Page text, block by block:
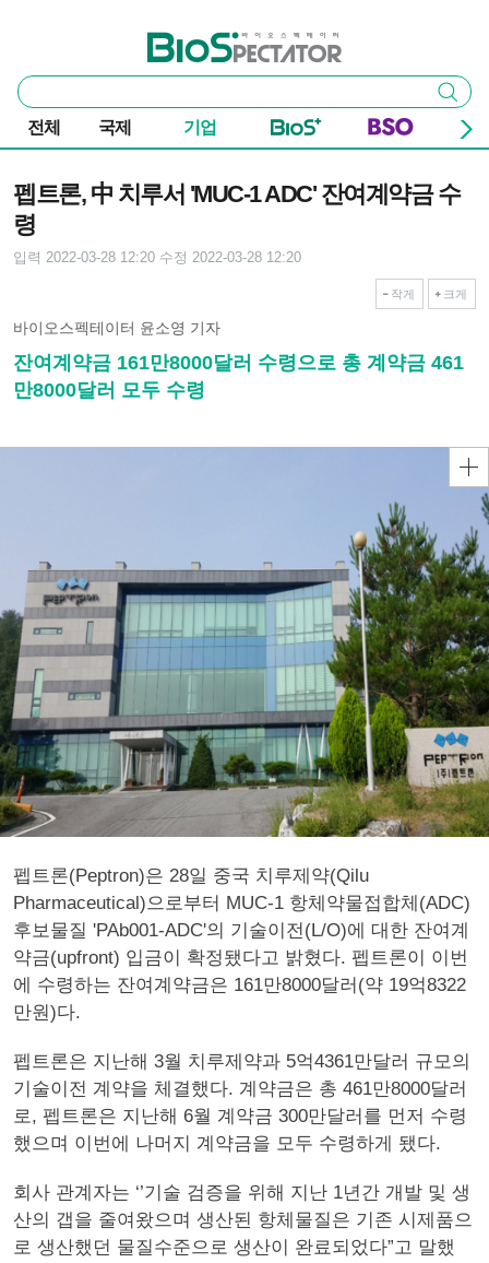
바이오스펙테이터
통
합
검
색
검색
전체 국제 기업
펩트론, 中 치루서 'MUC-1 ADC' 잔여계약금 수
령
입력 2022-03-28 12:20 수정 2022-03-28 12:20
작게 크게
바이오스펙테이터 윤소영 기자
잔여계약금 161만8000달러 수령으로 총 계약금 461
만8000달러 모두 수령
펩트론(Peptron)은 28일 중국 치루제약(Qilu
Pharmaceutical)으로부터 MUC-1 항체약물접합체(ADC)
후보물질 'PAb001-ADC'의 기술이전(L/O)에 대한 잔여계
약금(upfront) 입금이 확정됐다고 밝혔다. 펩트론이 이번
에 수령하는 잔여계약금은 161만8000달러(약 19억8322
만원)다.
펩트론은 지난해 3월 치루제약과 5억4361만달러 규모의
기술이전 계약을 체결했다. 계약금은 총 461만8000달러
로, 펩트론은 지난해 6월 계약금 300만달러를 먼저 수령
했으며 이번에 나머지 계약금을 모두 수령하게 됐다.
회사 관계자는 ‘’기술 검증을 위해 지난 1년간 개발 및 생
산의 갭을 줄여왔으며 생산된 항체물질은 기존 시제품으
로 생산했던 물질수준으로 생산이 완료되었다”고 말했